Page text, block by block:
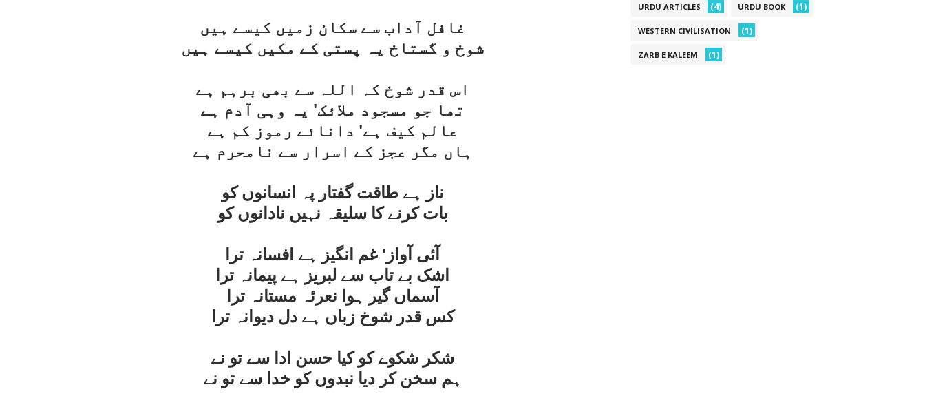
غافل آداب سے سکان زميں کيسے ہيں
شوخ و گستاخ يہ پستی کے مکيں کيسے ہيں
اس قدر شوخ کہ اللہ سے بھی برہم ہے
تھا جو مسجود ملائک' يہ وہی آدم ہے
عالم کيف ہے' دانائے رموز کم ہے
ہاں مگر عجز کے اسرار سے نامحرم ہے
ناز ہے طاقت گفتار پہ انسانوں کو
بات کرنے کا سليقہ نہيں نادانوں کو
آئی آواز' غم انگيز ہے افسانہ ترا
اشک بے تاب سے لبريز ہے پيمانہ ترا
آسماں گير ہوا نعرئہ مستانہ ترا
کس قدر شوخ زباں ہے دل ديوانہ ترا
شکر شکوے کو کيا حسن ادا سے تو نے
ہم سخن کر ديا نبدوں کو خدا سے تو نے
URDU ARTICLES (4) URDU BOOK (1)
WESTERN CIVILISATION (1)
ZARB E KALEEM (1)